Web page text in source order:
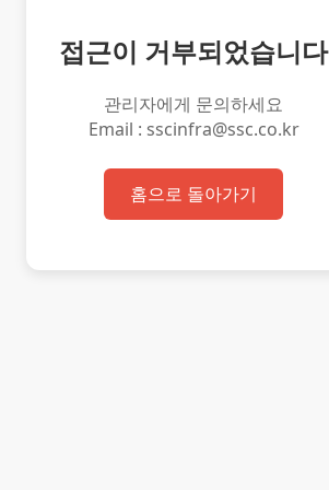
접근이 거부되었습니다
관리자에게 문의하세요
Email : sscinfra@ssc.co.kr
홈으로 돌아가기